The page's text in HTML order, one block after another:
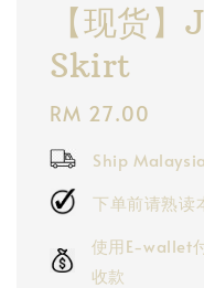
【现货
Skirt
Regular
price
RM 27.00
Ship
下单前请熟读
使用E-wallet
收款